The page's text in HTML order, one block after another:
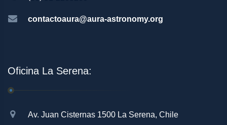
contactoaura@aura-astronomy.org
Oficina La Serena:
Av. Juan Cisternas 1500 La Serena, Chile